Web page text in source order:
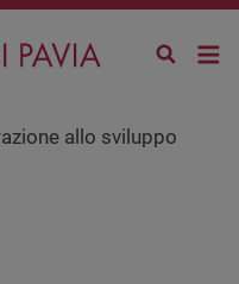
allo sviluppo
social